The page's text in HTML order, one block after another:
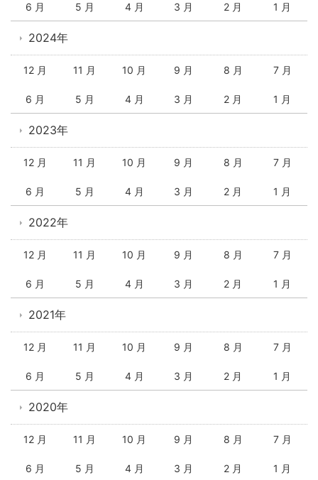
6 月 5 月 4 月 3 月 2 月 1 月
2024年
12 月 11 月 10 月 9 月 8 月 7 月
6 月 5 月 4 月 3 月 2 月 1 月
2023年
12 月 11 月 10 月 9 月 8 月 7 月
6 月 5 月 4 月 3 月 2 月 1 月
2022年
12 月 11 月 10 月 9 月 8 月 7 月
6 月 5 月 4 月 3 月 2 月 1 月
2021年
12 月 11 月 10 月 9 月 8 月 7 月
6 月 5 月 4 月 3 月 2 月 1 月
2020年
12 月 11 月 10 月 9 月 8 月 7 月
6 月 5 月 4 月 3 月 2 月 1 月